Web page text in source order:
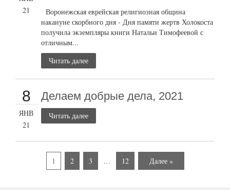
21
Воронежская еврейская религиозная община
накануне скорбного дня - Дня памяти жертв Холокоста
получила экземпляры книги Натальи Тимофеевой с
отличным...
Читать далее
8
ЯНВ
21
Делаем добрые дела, 2021
Читать далее
1 2 3 … 12 Далее »